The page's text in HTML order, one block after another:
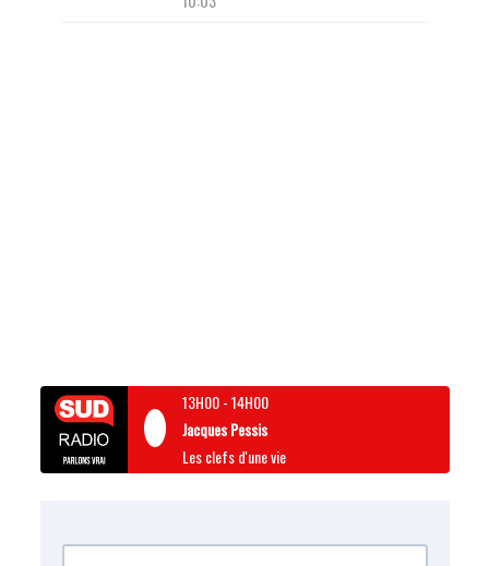
13H00-14H00
Jacques Pessis
Les clefs d'une vie